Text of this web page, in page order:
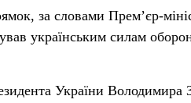
за словами Прем’єр-
українським силам
України Володимира